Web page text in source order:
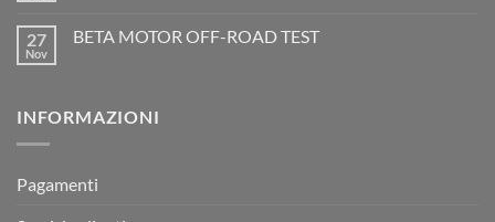
è
arrivata
Motocross
èBeta
27
Nov
BETA MOTOR OFF-ROAD TEST
MOTOR
INFORMAZIONI
Pagamenti